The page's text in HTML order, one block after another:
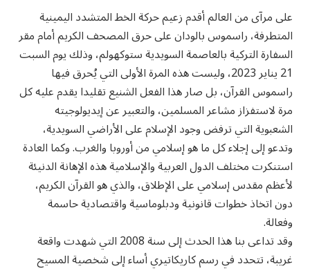
على مرآى من العالم أقدم زعيم حركة الخط المتشدد اليمينية
المتطرفة، راسموس بالودان على حرق المصحف الكريم أمام مقر
السفارة التركية بالعاصمة السويدية ستوكهولم، وذلك يوم السبت
21 يناير 2023، وليست هذه المرة الأولى التي يُحرق فيها
راسموس القرآن، بل صار هذا الفعل الشنيع تقليدا يقدم عليه كل
مرة لاستفزاز مشاعر المسلمين، والتعبير عن إيديولوجيته
الشعبوية التي ترفض وجود الإسلام على الأراضي السويدية،
وتدعو إلى إجلاء كل ما هو إسلامي من أوروبا والغرب. وكما العادة
استنكرت مختلف الدول العربية والإسلامية هذه الإهانة الدنيئة
لأعظم مقدس إسلامي على الإطلاق، والذي هو القرآن الكريم،
دون اتخاذ خطوات قانونية ودبلوماسية واقتصادية حاسمة
وفعالة.
وقد تداعى بنا هذا الحدث إلى سنة 2008 التي شهدت واقعة
غريبة، تتحدد في رسم كاريكاتيري أساء إلى شخصية المسيح